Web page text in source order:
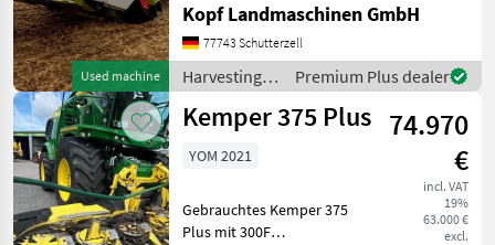
Used machine
1006-60TW 125kW / 170 PS
(ECE) 134 kW / 182 PS
brutto 3.062 ha 2.859
Betriebsstunden
Kopf Landmaschinen GmbH
77743 Schutterzell
Harvesting
equipment
crop fields /
Premium Plus dealer
Kemper 375 Plus 74.970
€
incl. VAT
19%
63.000 €
excl.
YOM 2021
Gebrauchtes Kemper 375
Plus mit 300F